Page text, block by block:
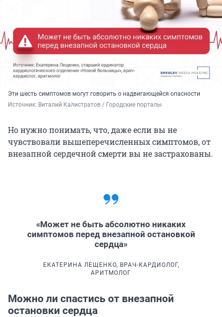
Эти шесть симптомов могут говорить о надвигающейся опасности
Источник: Виталий Калистратов / Городские порталы
Но нужно понимать, что, даже если вы не
чувствовали вышеперечисленных симптомов, от
внезапной сердечной смерти вы не застрахованы.
«Может не быть абсолютно никаких
симптомов перед внезапной остановкой
сердца»
ЕКАТЕРИНА ЛЕЩЕНКО, ВРАЧ-КАРДИОЛОГ,
АРИТМОЛОГ
Можно ли спастись от внезапной
остановки сердца